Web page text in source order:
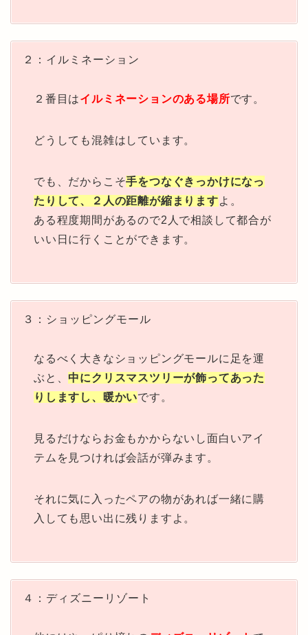
２：イルミネーション
２番目はイルミネーションのある場所です。
どうしても混雑はしています。
でも、だからこそ手をつなぐきっかけになっ
たりして、２人の距離が縮まりますよ。
ある程度期間があるので2人で相談して都合が
いい日に行くことができます。
３：ショッピングモール
なるべく大きなショッピングモールに足を運
ぶと、 中にクリスマスツリーが飾ってあった
りしますし、暖かいです。
見るだけならお金もかからないし面白いアイ
テムを見つければ会話が弾みます。
それに気に入ったペアの物があれば一緒に購
入しても思い出に残りますよ。
４：ディズニーリゾート